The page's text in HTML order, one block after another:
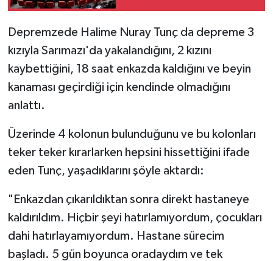
Komisyonu’nda kabul
edildi
Depremzede Halime Nuray Tunç da depreme 3
kızıyla Sarımazı'da yakalandığını, 2 kızını
kaybettiğini, 18 saat enkazda kaldığını ve beyin
kanaması geçirdiği için kendinde olmadığını
anlattı.
Üzerinde 4 kolonun bulunduğunu ve bu kolonları
teker teker kırarlarken hepsini hissettiğini ifade
eden Tunç, yaşadıklarını şöyle aktardı:
"Enkazdan çıkarıldıktan sonra direkt hastaneye
kaldırıldım. Hiçbir şeyi hatırlamıyordum, çocukları
dahi hatırlayamıyordum. Hastane sürecim
başladı. 5 gün boyunca oradaydım ve tek